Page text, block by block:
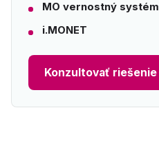
MO vernostný systém
i.MONET
Konzultovať riešenie